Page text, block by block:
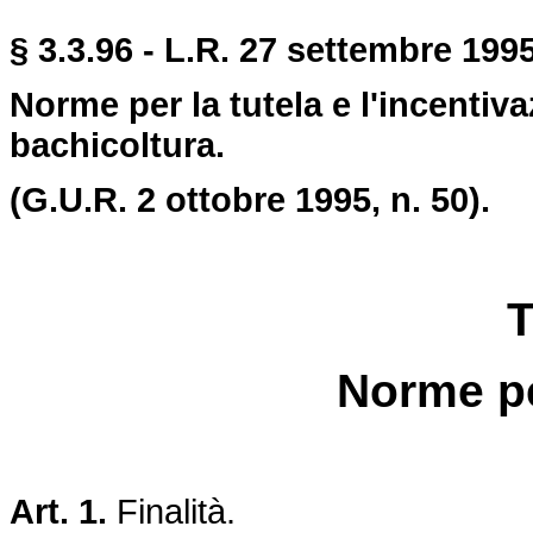
§ 3.3.96 - L.R. 27 settembre
Norme per la tutela e
bachicoltura.
(G.U.R. 2 ottobre 1995, n. 50).
Norme
Art. 1. Finalità.